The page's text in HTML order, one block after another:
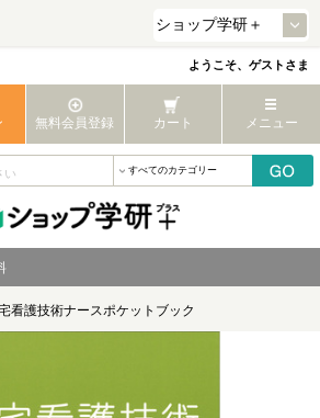
ようこそ、ゲストさま
無料会員登録 カート メニュー
看護技術ナースポケットブック